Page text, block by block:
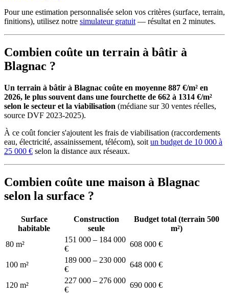
Pour une estimation personnalisée selon vos critères (surface, terrain,
finitions), utilisez notre simulateur gratuit— résultat en 2 minutes.
Combien coûte un terrain à bâtir à
Blagnac ?
Un terrain à bâtir à Blagnac coûte en moyenne 887 €/m² en
2026, le plus souvent dans une fourchette de 662 à 1314 €/m²
selon le secteur et la viabilisation (médiane sur 30 ventes réelles,
source DVF 2023-2025).
À ce coût foncier s'ajoutent les frais de viabilisation (raccordements
eau, électricité, assainissement, télécom), soit un budget de 10 000 à
25 000 € selon la distance aux réseaux.
Combien coûte une maison à Blagnac
selon la surface ?
Surface
habitable
Construction
seule
Budget total (terrain 500
m²)
80 m²
151 000 – 184 000
€
608 000 €
100 m²
189 000 – 230 000
€
648 000 €
120 m²
227 000 – 276 000
€
690 000 €